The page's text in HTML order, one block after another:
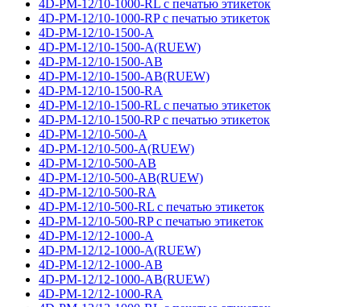
4D-PM-12/10-1000-RL с печатью этикеток
4D-PM-12/10-1000-RP с печатью этикеток
4D-PM-12/10-1500-A
4D-PM-12/10-1500-A(RUEW)
4D-PM-12/10-1500-AB
4D-PM-12/10-1500-AB(RUEW)
4D-PM-12/10-1500-RA
4D-PM-12/10-1500-RL с печатью этикеток
4D-PM-12/10-1500-RP с печатью этикеток
4D-PM-12/10-500-A
4D-PM-12/10-500-A(RUEW)
4D-PM-12/10-500-AB
4D-PM-12/10-500-AB(RUEW)
4D-PM-12/10-500-RA
4D-PM-12/10-500-RL с печатью этикеток
4D-PM-12/10-500-RP с печатью этикеток
4D-PM-12/12-1000-A
4D-PM-12/12-1000-A(RUEW)
4D-PM-12/12-1000-AB
4D-PM-12/12-1000-AB(RUEW)
4D-PM-12/12-1000-RA